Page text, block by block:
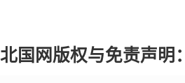
北国网版权与免责声明：